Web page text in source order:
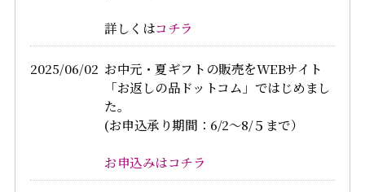
詳しくはコチラ
2025/06/02 お中元・夏ギフトの販売をWEBサイト
「お返しの品ドットコム」ではじめまし
た。
(お申込承り期間：6/2～8/５まで）
お申込みはコチラ